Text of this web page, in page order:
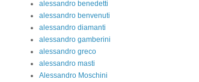
alessandro benedetti
alessandro benvenuti
alessandro diamanti
alessandro gamberini
alessandro greco
alessandro masti
Alessandro Moschini